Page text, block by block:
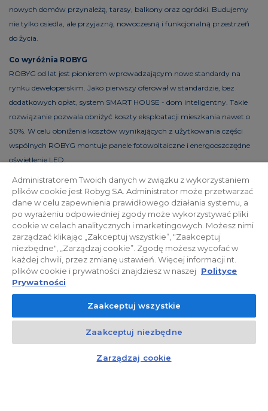
nowych domów przynależą, tarasy, balkony oraz ogródki. Budujemy
nie tylko osiedla, ale przyjazną, nowoczesną i funkcjonalną przestrzeń
do życia.
Co wyróżnia ROBYG
ROBYG od lat jest pionierem wprowadzającym nowe standardy na
rynku deweloperskim. Jako pierwszy oferował w standardzie, bez
dodatkowych opłat, system SMART HOUSE - dom inteligentny. Takie
rozwiązanie pozwala obniżyć koszty eksploatacji mieszkania nawet o
30%. W celu obniżenia kosztów wynikających z użytkowania części
wspólnych ROBYG montuje panele fotowoltaiczne i energooszczędne
oświetlenie LED.
Polityka prywatności Relacje inwestorskie
Facebook
© 2026 ROBYG. Wszystkie prawa zastrzeżone. Powyższa oferta i
przedstawione materiały graficzne mają charakter jedynie
informacyjny, nie mogą być traktowane jako ostateczne projekty
realizacyjne, nie stanowią również oferty handlowej w rozumieniu art.
66 §1 Kodeksu Cywilnego oraz innych właściwych przepisów prawnych.
Czat z doradcą
Administratorem Twoich danych w związku z wykorzystaniem
plików cookie jest Robyg SA. Administrator może przetwarzać
dane w celu zapewnienia prawidłowego działania systemu, a
po wyrażeniu odpowiedniej zgody może wykorzystywać pliki
cookie w celach analitycznych i marketingowych. Możesz nimi
zarządzać klikając „Zakceptuj wszystkie”, "Zaakceptuj
niezbędne", „Zarządzaj cookie”. Zgodę możesz wycofać w
każdej chwili, przez zmianę ustawień. Więcej informacji nt.
plików cookie i prywatności znajdziesz w naszej Polityce
Prywatności
Zaakceptuj wszystkie
Zaakceptuj niezbędne
Zarządzaj cookie